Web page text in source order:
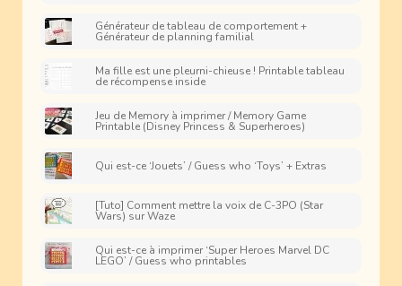
Générateur de tableau de comportement +
Générateur de planning familial
Ma fille est une pleurni-chieuse ! Printable tableau
de récompense inside
Jeu de Memory à imprimer / Memory Game
Printable (Disney Princess & Superheroes)
Qui est-ce ‘Jouets’ / Guess who ‘Toys’ + Extras
[Tuto] Comment mettre la voix de C-3PO (Star
Wars) sur Waze
Qui est-ce à imprimer ‘Super Heroes Marvel DC
LEGO’ / Guess who printables